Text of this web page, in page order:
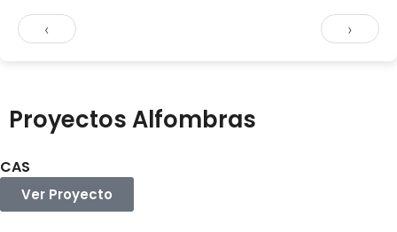
‹ ›
Proyectos Alfombras
CAS
Ver Proyecto